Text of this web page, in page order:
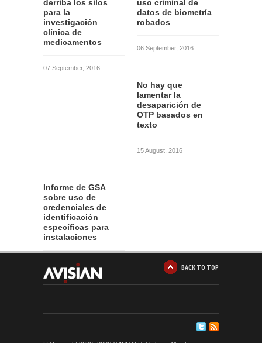
derriba los silos
para la
investigación
clínica de
medicamentos
07 September, 2016
uso criminal de
datos de biometría
robados
06 September, 2016
No hay que
lamentar la
desaparición de
OTP basados en
texto
15 August, 2016
Informe de GSA
sobre uso de
credenciales de
identificación
específicas para
instalaciones
12 August, 2016 BACK TO TOP